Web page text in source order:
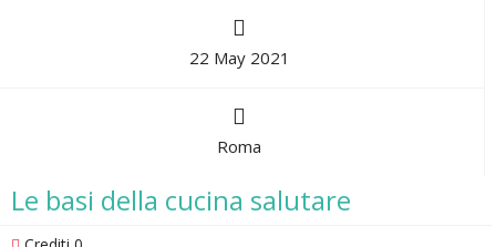
22 May 2021
Roma
Le basi della cucina salutare